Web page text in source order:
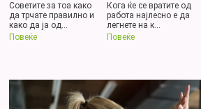
Советите за тоа како
да трчате правилно и
како да ја од...
Повеќе
Кога ќе се вратите од
работа најлесно е да
легнете на к...
Повеќе